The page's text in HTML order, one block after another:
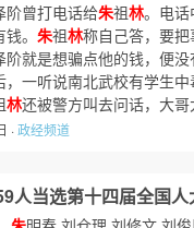
阶曾打电话给朱祖林。电话
。 朱祖林称自己答，要把
阶就是想骗点他的钱，便没
，一听说南北武校有学生
林还被警方叫去问话，大
·政经频道
人当选第十四届全国